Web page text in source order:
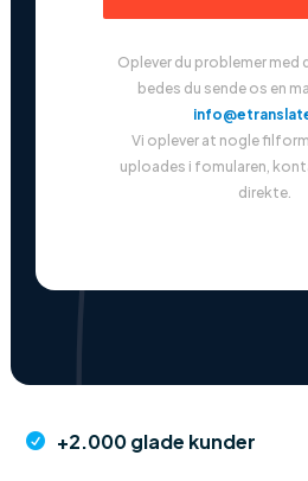
Oplever du problemer med
Vi oplever at nogle
uploades i fomularen,
direkte.
 +2.000 glade kunder